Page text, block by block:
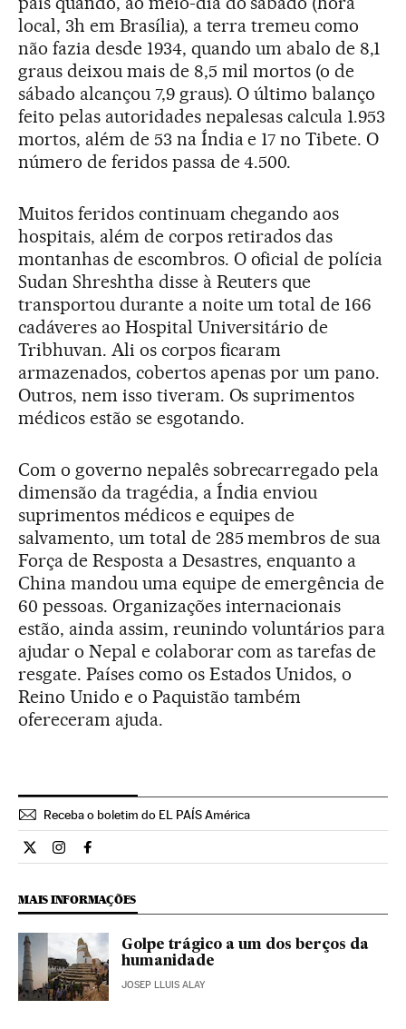
local, 3h em Brasília), a terra tremeu como
não fazia desde 1934, quando um abalo de 8,1
graus deixou mais de 8,5 mil mortos (o de
sábado alcançou 7,9 graus). O último balanço
feito pelas autoridades nepalesas calcula 1.953
mortos, além de 53 na Índia e 17 no Tibete. O
número de feridos passa de 4.500.
Muitos feridos continuam chegando aos
hospitais, além de corpos retirados das
montanhas de escombros. O oficial de polícia
Sudan Shreshtha disse à Reuters que
transportou durante a noite um total de 166
cadáveres ao Hospital Universitário de
Tribhuvan. Ali os corpos ficaram
armazenados, cobertos apenas por um pano.
Outros, nem isso tiveram. Os suprimentos
médicos estão se esgotando.
Com o governo nepalês sobrecarregado pela
dimensão da tragédia, a Índia enviou
suprimentos médicos e equipes de
salvamento, um total de 285 membros de sua
Força de Resposta a Desastres, enquanto a
China mandou uma equipe de emergência de
60 pessoas. Organizações internacionais
estão, ainda assim, reunindo voluntários para
ajudar o Nepal e colaborar com as tarefas de
resgate. Países como os Estados Unidos, o
Reino Unido e o Paquistão também
ofereceram ajuda.
Receba o boletim do EL PAÍS América
Internacional El País Brasil en Twitter
Internacional El País Brasil en Instagram
Internacional El País Brasil en Facebook
MAIS INFORMAÇÕES
Golpe trágico a um dos berços da
humanidade
JOSEP LLUIS ALAY